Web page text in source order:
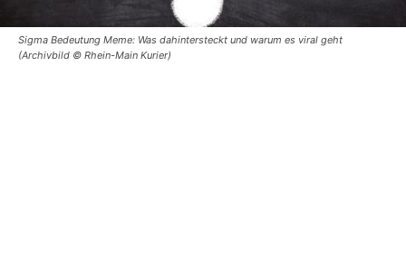
Sigma Bedeutung Meme: Was dahintersteckt und warum es viral geht
(Archivbild © Rhein-Main Kurier)